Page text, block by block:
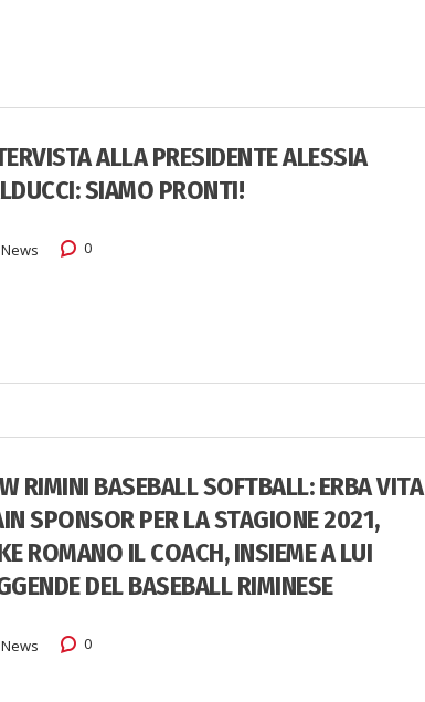
ALLA PRESIDENTE ALESSIA
SIAMO PRONTI!
News 0
RIMINI BASEBALL SOFTBALL: ERBA VITA
SPONSOR PER LA STAGIONE 2021,
ROMANO IL COACH, INSIEME A LUI
DEL BASEBALL RIMINESE
News 0